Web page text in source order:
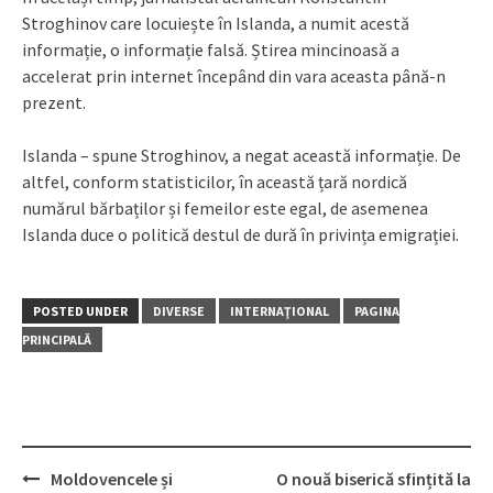
Stroghinov care locuiește în Islanda, a numit acestă
informație, o informație falsă. Știrea mincinoasă a
accelerat prin internet începând din vara aceasta până-n
prezent.
Islanda – spune Stroghinov, a negat această informație. De
altfel, conform statisticilor, în această țară nordică
numărul bărbaților și femeilor este egal, de asemenea
Islanda duce o politică destul de dură în privința emigrației.
POSTED UNDER DIVERSE INTERNAŢIONAL
PAGINA
PRINCIPALĂ
Moldovencele și O nouă biserică sfințită la